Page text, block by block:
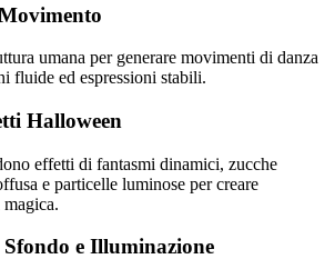
umana per generare movimenti di danza
fluide ed espressioni stabili.
Halloween
effetti di fantasmi dinamici, zucche
e particelle luminose per creare
magica.
Sfondo e Illuminazione